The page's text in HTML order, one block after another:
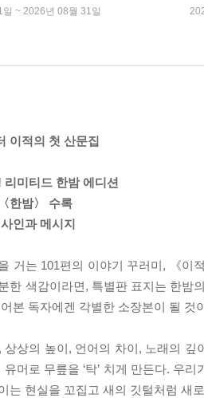
~ 2026년 08월 31일
이적의 첫 산문집
미티드 한밤 에디션
한밤〉 수록
인과 메시지
거는 101편의 이야기 꾸러미, 《이
한 색감이라면, 특별판 표지는 한밤
본 독자에겐 각별한 소장본이 될
상상의 높이, 언어의 차이, 노래의
유머로 무릎을 ‘탁’ 치게 만든다. 우
는 현실을 꼬집고 새의 깃털처럼 새